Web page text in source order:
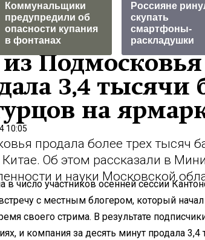
Коммунальщики
предупредили об
опасности купания
в фонтанах
Россияне
скупать
смартфоны-
раскладушки
Подмосковья
3,4 тысячи
на
10:05
продала более трех тысяч
Об этом рассказали в
и науки Московской
в число участников осенней сессии
с местным блогером, который
своего стрима. В результате
и компания за десять минут продала